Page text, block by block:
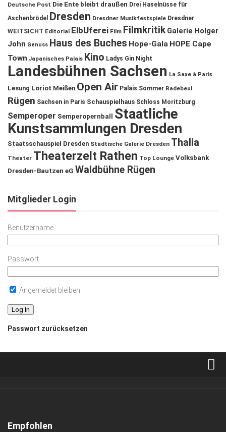
Deutsche Post Die Ente bleibt draußen Drei Haselnüsse für
Aschenbrödel
Dresden Dresdner Musikfestspiele Dresdner
WEITSICHT Editorial ElbUferei Film Filmkritik Galerie Holger
John Genuss Haus des Buches Hope-Gala HOPE Cape
Town Japanisches Palais Kino Ladys Gin Night
Landesbühnen Sachsen La Saxe à Paris
Lesung Loriot Meißen Open Air Palais Sommer Radebeul
Rügen Sachsen in Paris Schauspielhaus Schloss Moritzburg
Semperoper Semperopernball
Staatliche
Kunstsammlungen Dresden
Staatsschauspiel Dresden Städtische Galerie Dresden Thalia
Theater Theaterzelt Rathen Top Lounge Volksbank
Dresden-Bautzen eG Waldbühne Rügen
Mitglieder Login
Benutzername
Passwort
Angemeldet bleiben
Passwort zurücksetzen
Kontakt, Impressum
Empfohlen